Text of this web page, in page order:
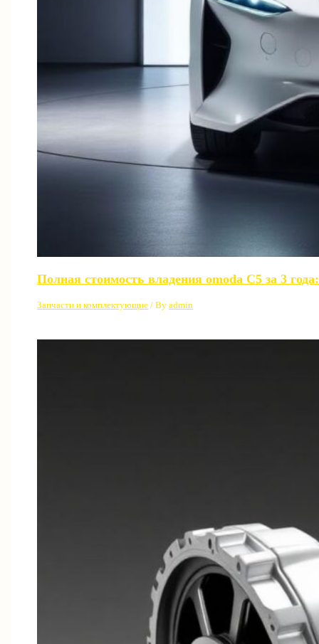
Полная стоимость владения omoda C5 за 3
Запчасти и комплектующие / Byadmin